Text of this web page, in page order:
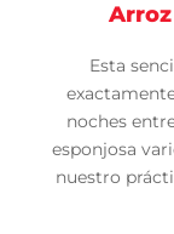
Esta
noches
esponjosa
nuestro